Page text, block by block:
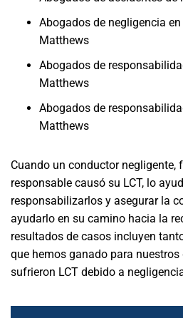
Abogados de negligencia
Matthews
Abogados de
Matthews
Abogados de
Matthews
Cuando un conductor negligente,
responsable causó su LCT, lo
responsabilizarlos y asegurar la
ayudarlo en su camino hacia la
resultados de casos incluyen
que hemos ganado para
sufrieron LCT debido a